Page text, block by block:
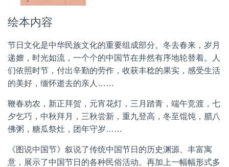
绘本内容
节日文化是中华民族文化的重要组成部分。冬去春来，岁月
递嬗，时光如流，一个个的中国节在井然有序地轮替着。人
们依照时节，付出辛勤的劳作，收获丰稔的果实，感受生活
的美好，缅怀逝去的亲人……
鞭春劝农，新正拜贺，元宵花灯，三月踏青，端午竞渡，七
夕乞巧，中秋拜月，三秋尝新，重九登高，冬至馄饨，腊八
佛粥，糖瓜祭灶，团年守岁……
《图说中国节》叙说了传统中国节日的历史渊源、丰富寓
意，展示了中国节日的各种民俗活动。再加上一幅幅形式多